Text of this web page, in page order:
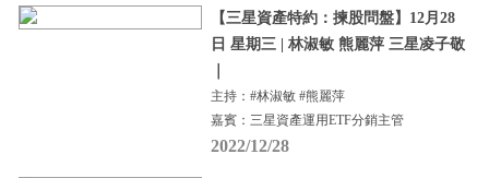
【三星資產特約：揀股問盤】12月28
日 星期三 | 林淑敏 熊麗萍 三星凌子敬
主持：#林淑敏 #熊麗萍
嘉賓：三星資產運用ETF分銷主管
2022/12/28